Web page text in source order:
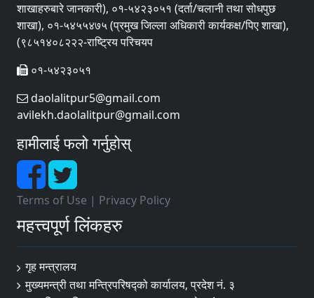
शाखाहरुबारे जानकारी), ०१-५४२३०५१ (दर्ता/चलानी तथा सोधपुछ
शाखा), ०१-५४५५४७५ (प्रमुख जिल्ला अधिकारी कार्यकक्ष/पिए शाखा),
(९८५१४०८२२२-राष्ट्रिय परिचयप
०१-५४२३०५१
daolalitpur5@gmail.com
avilekh.daolalitpur@gmail.com
हामीलाई फलो गर्नुहोस्
Terms of Use | Privacy Policy
महत्त्वपूर्ण लिंकहरु
गृह मन्त्रालय
मुख्यमन्त्री तथा मन्त्रिपरिषद्को कार्यालय, प्रदेश नं. ३